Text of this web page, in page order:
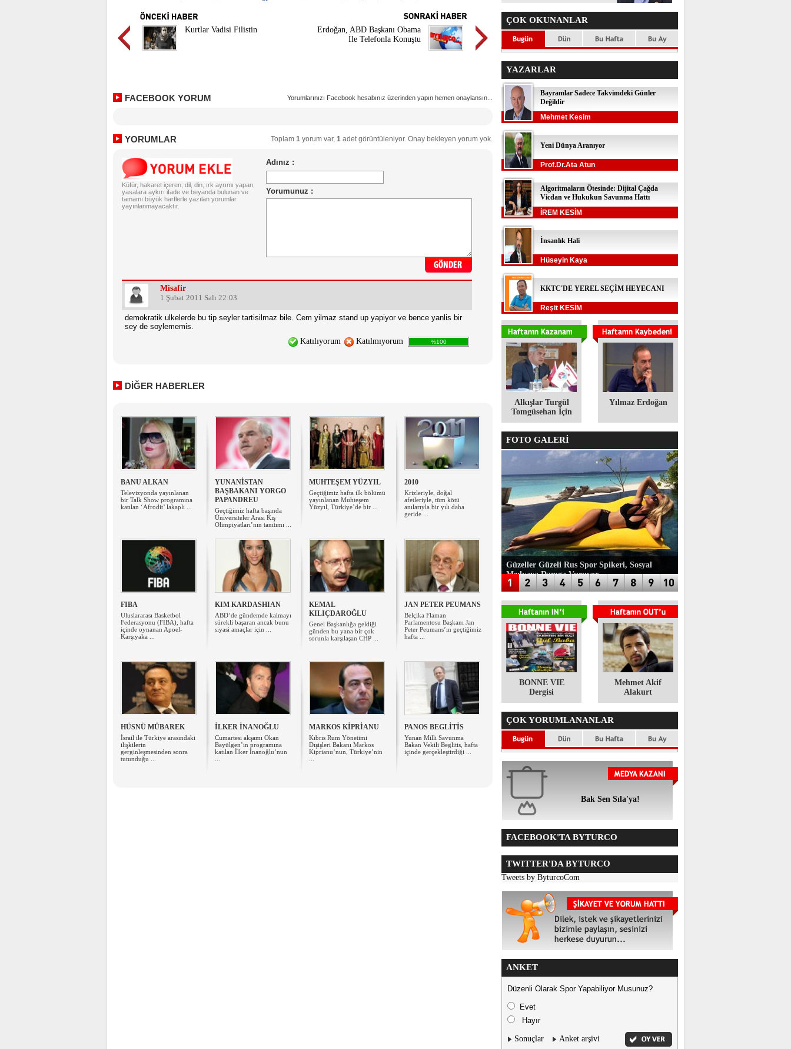
Kurtlar Vadisi Filistin
Erdoğan, ABD Başkanı Obama
İle Telefonla Konuştu
FACEBOOK YORUM Yorumlarınızı Facebook hesabınız üzerinden yapın hemen onaylansın...
YORUMLAR Toplam 1 yorum var, 1 adet görüntüleniyor. Onay bekleyen yorum yok.
Küfür, hakaret içeren; dil, din, ırk ayrımı yapan;
yasalara aykırı ifade ve beyanda bulunan ve
tamamı büyük harflerle yazılan yorumlar
yayınlanmayacaktır.
Misafir
1 Şubat 2011 Salı 22:03
demokratik ulkelerde bu tip seyler tartisilmaz bile. Cem yilmaz stand up yapiyor ve bence yanlis bir
sey de soylememis.
Katılıyorum
Katılmıyorum %100
DİĞER HABERLER
BANU ALKAN
Televizyonda yayınlanan
bir Talk Show programına
katılan ‘Afrodit’ lakaplı ...
YUNANİSTAN
BAŞBAKANI YORGO
PAPANDREU
Geçtiğimiz hafta başında
Üniversiteler Arası Kış
Olimpiyatları’nın tanıtımı ...
MUHTEŞEM YÜZYIL
Geçtiğimiz hafta ilk bölümü
yayınlanan Muhteşem
Yüzyıl, Türkiye’de bir ...
2010
Krizleriyle, doğal
afetleriyle, tüm kötü
anılarıyla bir yılı daha
geride ...
FIBA
Uluslararası Basketbol
Federasyonu (FIBA), hafta
içinde oynanan Apoel-
Karşıyaka ...
KIM KARDASHIAN
ABD’de gündemde kalmayı
sürekli başaran ancak bunu
siyasi amaçlar için ...
KEMAL
KILIÇDAROĞLU
Genel Başkanlığa geldiği
günden bu yana bir çok
sorunla karşılaşan CHP ...
JAN PETER PEUMANS
Belçika Flaman
Parlamentosu Başkanı Jan
Peter Peumans’ın geçtiğimiz
hafta ...
HÜSNÜ MÜBAREK
İsrail ile Türkiye arasındaki
ilişkilerin
gerginleşmesinden sonra
tutunduğu ...
İLKER İNANOĞLU
Cumartesi akşamı Okan
Bayülgen’in programına
katılan İlker İnanoğlu’nun
MARKOS KİPRİANU
Kıbrıs Rum Yönetimi
Dışişleri Bakanı Markos
Kiprianu’nun, Türkiye’nin
PANOS BEGLİTİS
Yunan Milli Savunma
Bakan Vekili Beglitis, hafta
içinde gerçekleştirdiği ...
ÇOK OKUNANLAR
YAZARLAR
Bayramlar Sadece Takvimdeki Günler
Değildir
Mehmet Kesim
Yeni Dünya Aranıyor
Prof.Dr.Ata Atun
Algoritmaların Ötesinde: Dijital Çağda
Vicdan ve Hukukun Savunma Hattı
İREM KESİM
İnsanlık Hali
Hüseyin Kaya
KKTC'DE YEREL SEÇİM HEYECANI
Reşit KESİM
Alkışlar Turgül
Tomgüsehan İçin
Yılmaz Erdoğan
FOTO GALERİ
Güzeller Güzeli Rus Spor Spikeri, Sosyal
Medyaya Damga Vuruyor
BONNE VIE
Dergisi
​Mehmet Akif
Alakurt
ÇOK YORUMLANANLAR
Bak Sen Sıla'ya!
FACEBOOK'TA BYTURCO
TWITTER'DA BYTURCO
Tweets by ByturcoCom
ANKET
Düzenli Olarak Spor Yapabiliyor Musunuz?
Evet
Hayır
Sonuçlar Anket arşivi